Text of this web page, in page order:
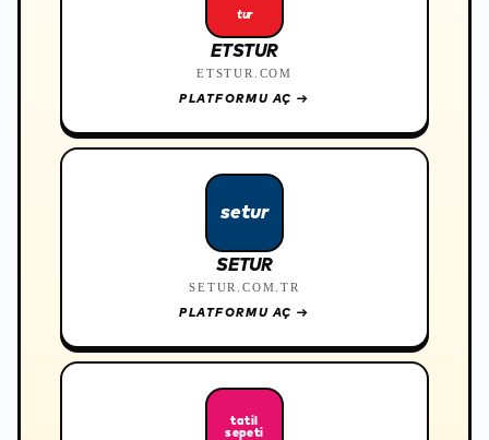
tur
ETSTUR
ETSTUR.COM
PLATFORMU AÇ →
setur
SETUR
SETUR.COM.TR
PLATFORMU AÇ →
tatil
sepeti